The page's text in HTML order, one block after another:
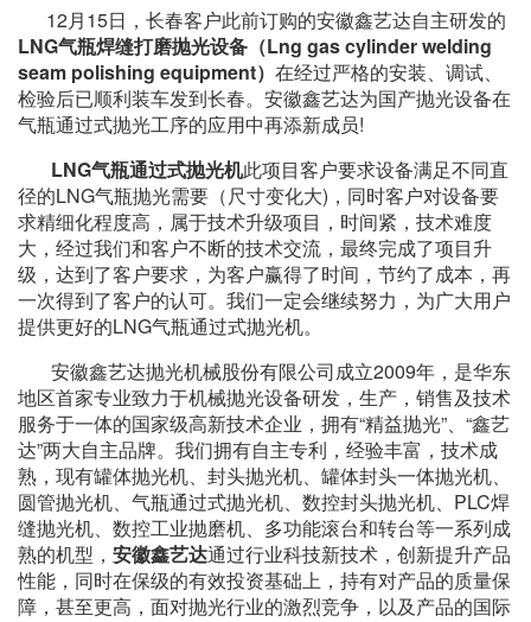
12月15日，长春客户此前订购的安徽鑫艺达自主研发的
LNG气瓶焊缝打磨抛光设备 （Lng gas cylinder welding
seam polishing equipment） 在经过严格的安装、调试、
检验后已顺利装车发到长春。安徽鑫艺达为国产抛光设备在
气瓶通过式抛光工序的应用中再添新成员!
LNG气瓶通过式抛光机此项目客户要求设备满足不同直
径的LNG气瓶抛光需要（尺寸变化大)，同时客户对设备要
求精细化程度高，属于技术升级项目，时间紧，技术难度
大，经过我们和客户不断的技术交流，最终完成了项目升
级，达到了客户要求，为客户赢得了时间，节约了成本，再
一次得到了客户的认可。我们一定会继续努力，为广大用户
提供更好的LNG气瓶通过式抛光机。
安徽鑫艺达抛光机械股份有限公司成立2009年，是华东
地区首家专业致力于机械抛光设备研发，生产，销售及技术
服务于一体的国家级高新技术企业，拥有“精益抛光”、“鑫艺
达”两大自主品牌。我们拥有自主专利，经验丰富，技术成
熟，现有罐体抛光机、封头抛光机、罐体封头一体抛光机、
圆管抛光机、气瓶通过式抛光机、数控封头抛光机、PLC焊
缝抛光机、数控工业抛磨机、多功能滚台和转台等一系列成
熟的机型， 安徽鑫艺达通过行业科技新技术，创新提升产品
性能，同时在保级的有效投资基础上，持有对产品的质量保
障，甚至更高，面对抛光行业的激烈竞争，以及产品的国际